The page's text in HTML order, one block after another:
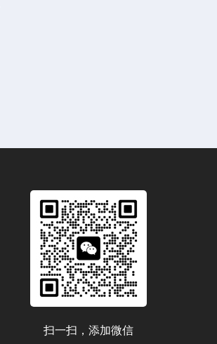
扫一扫，添加微信